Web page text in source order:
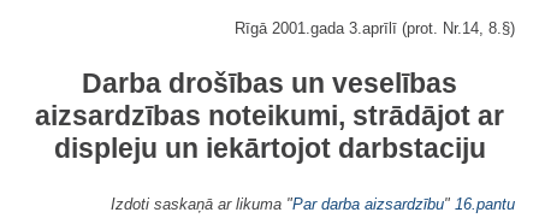
Rīgā 2001.gada 3.aprīlī (prot. Nr.14, 8.§)
Darba drošības un veselības
aizsardzības noteikumi, strādājot ar
displeju un iekārtojot darbstaciju
Izdoti saskaņā ar likuma "Par darba aizsardzību" 16.pantu